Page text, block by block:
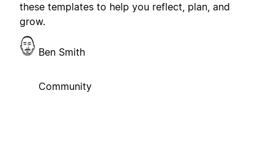
these templates to help you reflect, plan, and
grow.
Ben Smith
Community